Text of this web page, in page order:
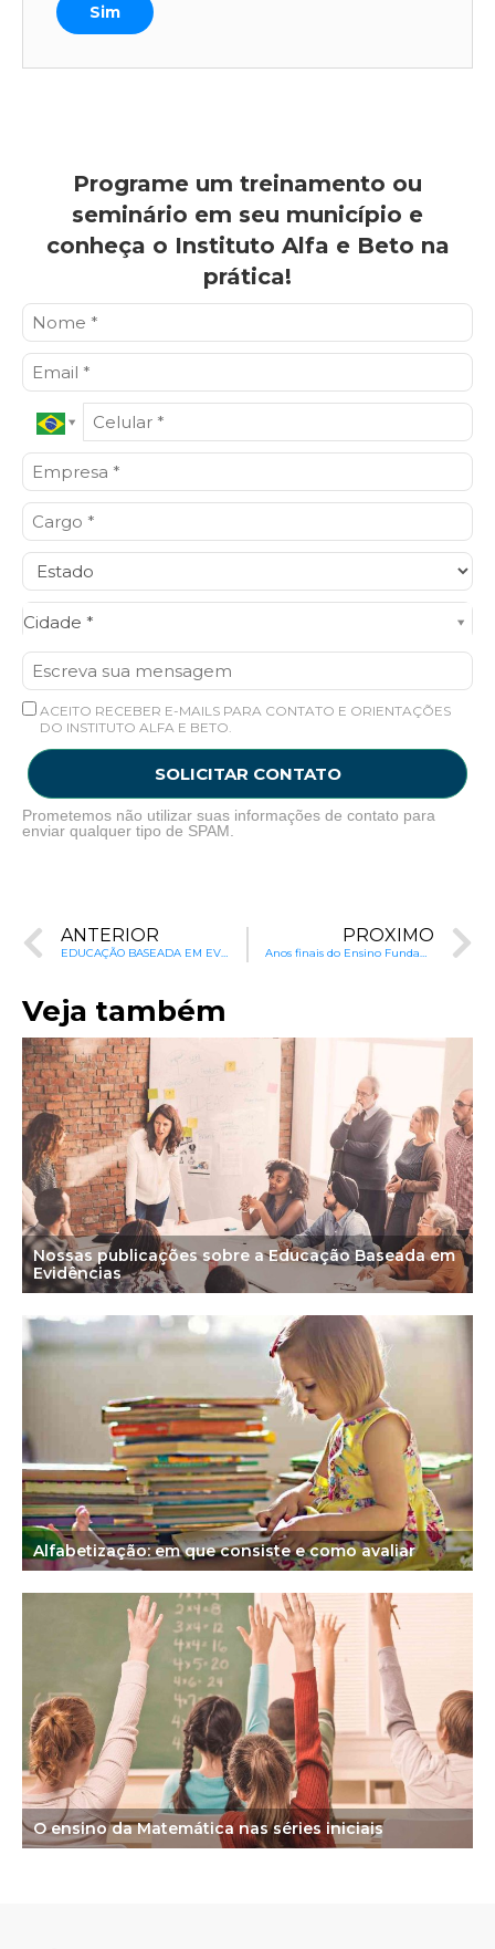
Sim
Programe um treinamento ou
seminário em seu município e
conheça o Instituto Alfa e Beto na
prática!
Cidade *
Cidade*
ACEITO RECEBER E-MAILS PARA CONTATO E ORIENTAÇÕES
DO INSTITUTO ALFA E BETO.
SOLICITAR CONTATO
Prometemos não utilizar suas informações de contato para
enviar qualquer tipo de SPAM.
ANTERIOR
EDUCAÇÃO BASEADA EM EVIDÊNCIAS: Como saber o que funciona na educação
PRÓXIMO
Anos finais do Ensino Fundamental: o elo perdido
Veja também
Nossas publicações sobre a Educação Baseada em
Evidências
Alfabetização: em que consiste e como avaliar
O ensino da Matemática nas séries iniciais